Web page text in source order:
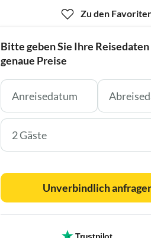
Zu den
Bitte geben Sie Ihre
genaue Preise
2 Gäste
Unverbindlich